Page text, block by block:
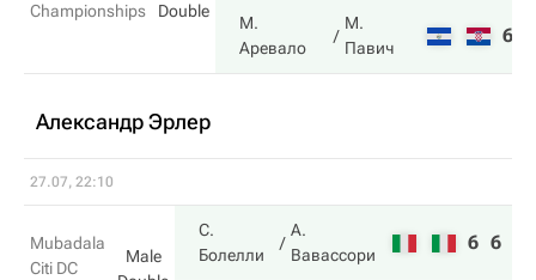
Championships
Double
М.
Аревало
М.
Павич
6
Александр Эрлер
27.07, 22:10
Mubadala
Citi DC
Male
С.
Болелли
А.
Вавассори
6 6